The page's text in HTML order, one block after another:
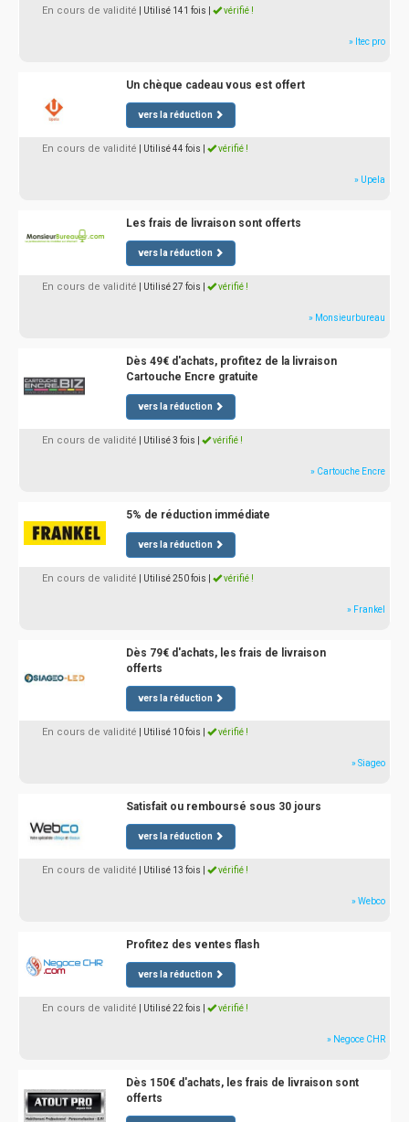
En cours de validité | Utilisé 141 fois vérifié !
» Itec pro
Un chèque cadeau vous est offert
vers la réduction
En cours de validité | Utilisé 44 fois vérifié !
» Upela
Les frais de livraison sont offerts
vers la réduction
En cours de validité | Utilisé 27 fois vérifié !
» Monsieurbureau
Dès 49€ d'achats, profitez de la livraison
Cartouche Encre gratuite
vers la réduction
En cours de validité | Utilisé 3 fois vérifié !
» Cartouche Encre
5% de réduction immédiate
vers la réduction
En cours de validité | Utilisé 250 fois vérifié !
» Frankel
Dès 79€ d'achats, les frais de livraison
offerts
vers la réduction
En cours de validité | Utilisé 10 fois vérifié !
» Siageo
Satisfait ou remboursé sous 30 jours
vers la réduction
En cours de validité | Utilisé 13 fois vérifié !
» Webco
Profitez des ventes flash
vers la réduction
En cours de validité | Utilisé 22 fois vérifié !
» Negoce CHR
Dès 150€ d'achats, les frais de livraison sont
offerts